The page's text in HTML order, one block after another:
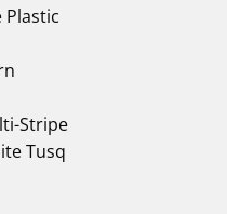
Plastic
Stripe
Tusq